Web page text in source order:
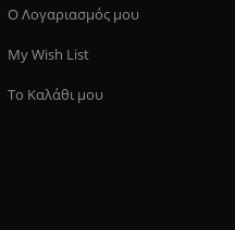
Ο Λογαριασμός μου
My Wish List
Το Καλάθι μου